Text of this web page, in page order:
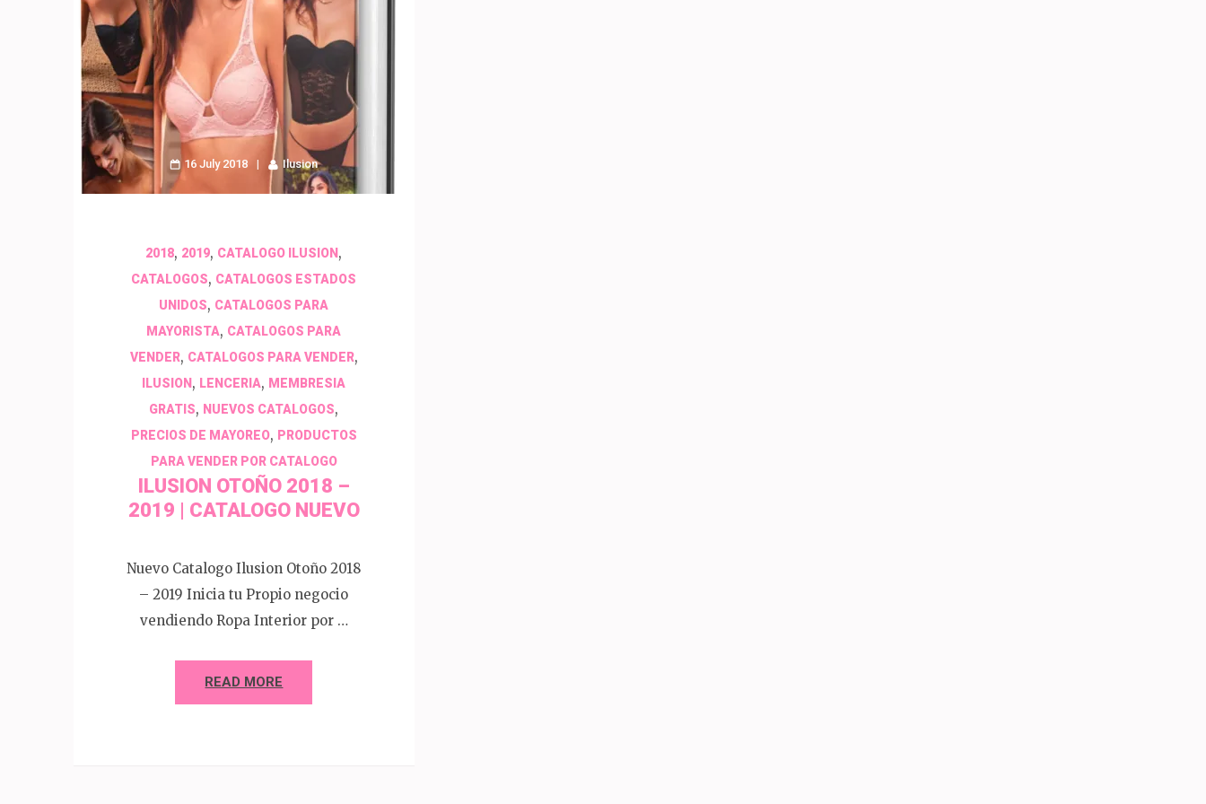
16 July 2018 Ilusion
2018, 2019, CATALOGO ILUSION ,
CATALOGOS, CATALOGOS ESTADOS
UNIDOS, CATALOGOS PARA
MAYORISTA, CATALOGOS PARA
VENDER, CATALOGOS PARA VENDER,
ILUSION , LENCERIA, MEMBRESIA
GRATIS, NUEVOS CATALOGOS,
PRECIOS DE MAYOREO, PRODUCTOS
PARA VENDER POR CATALOGO
ILUSION OTOÑO 2018 –
2019 | CATALOGO NUEVO
Nuevo Catalogo Ilusion Otoño 2018
– 2019 Inicia tu Propio negocio
vendiendo Ropa Interior por …
READ MORE